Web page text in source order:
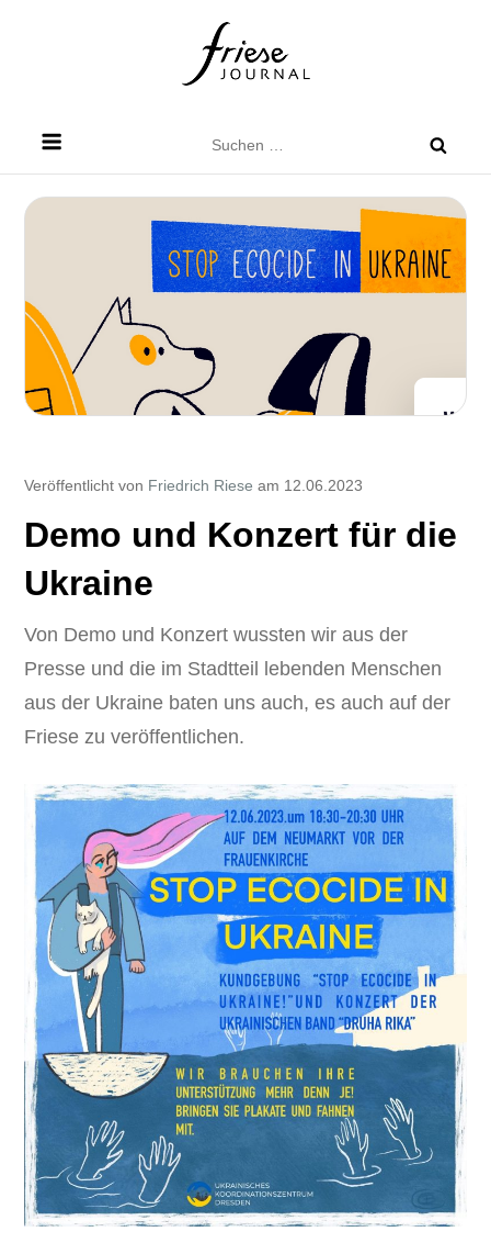
nach:
Veröffentlicht von Friedrich Riese am 12.06.2023
Demo und Konzert für die
Ukraine
Von Demo und Konzert wussten wir aus der
Presse und die im Stadtteil lebenden Menschen
aus der Ukraine baten uns auch, es auch auf der
Friese zu veröffentlichen.